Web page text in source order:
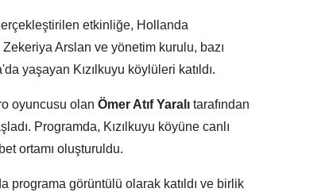
etkinliğe, Hollanda
Arslan ve yönetim kurulu, bazı
yaşayan Kızılkuyu köylüleri katıldı.
oyuncusu olan Ömer Atıf Yaralı tarafından
Programda, Kızılkuyu köyüne canlı
ortamı oluşturuldu.
programa görüntülü olarak katıldı ve birlik